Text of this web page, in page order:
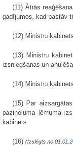
(11) Ātrās
gadījumos, kad pastāv
(12) Ministru
(13) Ministru
izsniegšanas un
(14) Ministru
(15) Par
paziņojuma lēmuma
kabinets.
(16) (Izslēgts no